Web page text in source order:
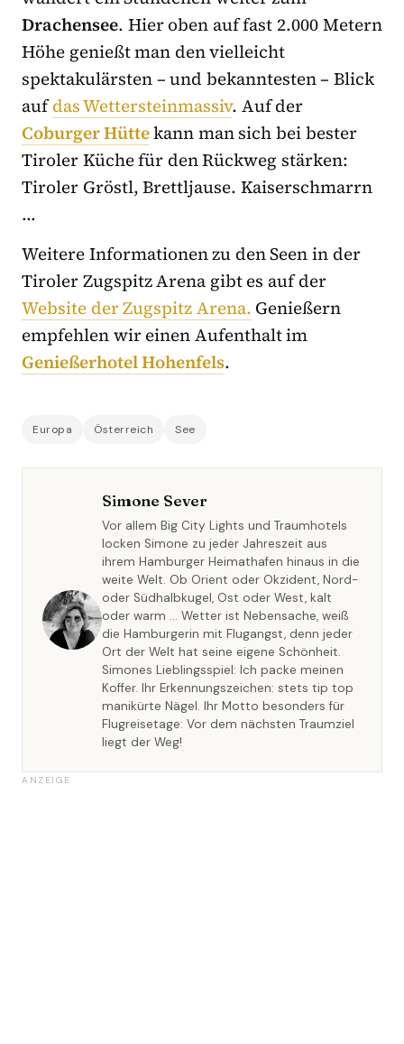
Drachensee. Hier oben auf fast 2.000 Metern
Höhe genießt man den vielleicht
spektakulärsten – und bekanntesten – Blick
aufdas Wettersteinmassiv. Auf der
Coburger Hüttekann man sich bei bester
Tiroler Küche für den Rückweg stärken:
Tiroler Gröstl, Brettljause. Kaiserschmarrn
…
Weitere Informationen zu den Seen in der
Tiroler Zugspitz Arena gibt es auf der
Website der Zugspitz Arena. Genießern
empfehlen wir einen Aufenthalt im
Genießerhotel Hohenfels.
Europa Österreich See
Simone Sever
Vor allem Big City Lights und Traumhotels
locken Simone zu jeder Jahreszeit aus
ihrem Hamburger Heimathafen hinaus in die
weite Welt. Ob Orient oder Okzident, Nord-
oder Südhalbkugel, Ost oder West, kalt
oder warm … Wetter ist Nebensache, weiß
die Hamburgerin mit Flugangst, denn jeder
Ort der Welt hat seine eigene Schönheit.
Simones Lieblingsspiel: Ich packe meinen
Koffer. Ihr Erkennungszeichen: stets tip top
manikürte Nägel. Ihr Motto besonders für
Flugreisetage: Vor dem nächsten Traumziel
liegt der Weg!
ANZEIGE